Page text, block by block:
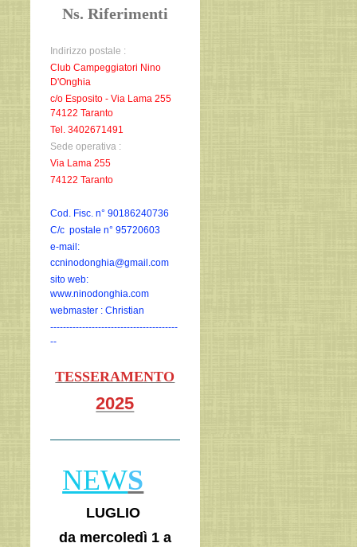
Ns. Riferimenti
Indirizzo postale :
Club Campeggiatori Nino
D'Onghia
c/o Esposito - Via Lama 255
74122 Taranto
Tel. 3402671491
Sede operativa :
Via Lama 255
74122 Taranto
Cod. Fisc. n° 90186240736
C/c postale n° 95720603
e-mail:
ccninodonghia@gmail.com
sito web:
www.ninodonghia.com
webmaster : Christian
----------------------------------------
--
TESSERAMENTO
2025
NEWS
LUGLIO
da mercoledì 1 a